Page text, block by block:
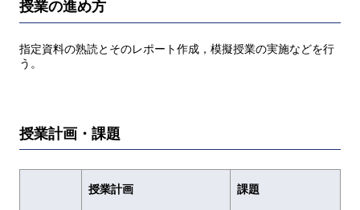
授業の進め方
指定資料の熟読とそのレポート作成，模擬授業の実施などを行
う。
授業計画・課題
授業計画 課題